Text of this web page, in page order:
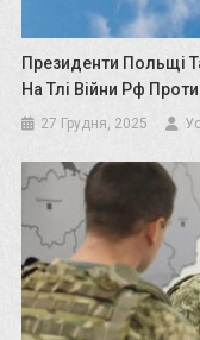
Президенти Польщі
На Тлі Війни Рф
27 Грудня, 2025